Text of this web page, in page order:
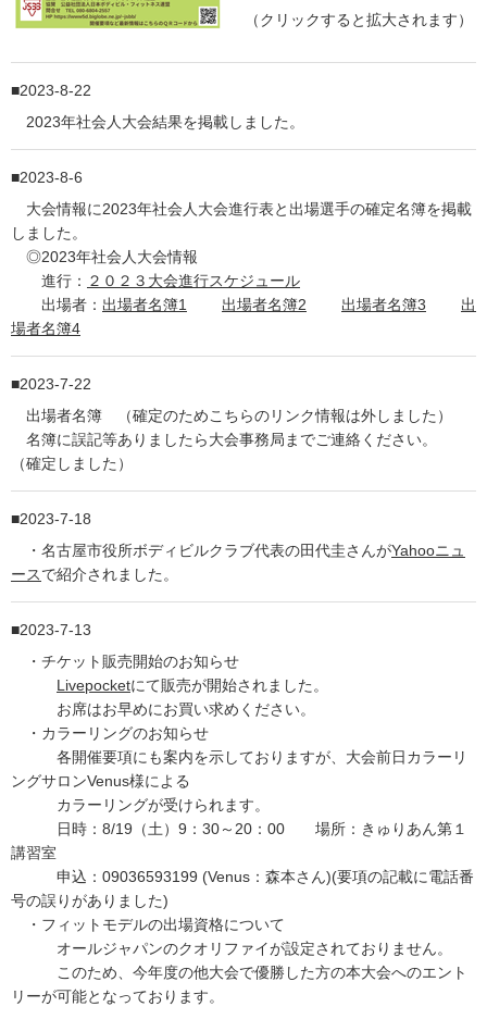
（クリックすると拡大されます）
2023-8-22
2023年社会人大会結果を掲載しました。
2023-8-6
大会情報に2023年社会人大会進行表と出場選手の確定名簿を掲載
しました。
◎2023年社会人大会情報
進行： ２０２３大会進行スケジュール
出場者： 出場者名簿1 出場者名簿2 出場者名簿3
出
場者名簿4
2023-7-22
出場者名簿 （確定のためこちらのリンク情報は外しました）
名簿に誤記等ありましたら大会事務局までご連絡ください。
（確定しました）
2023-7-18
・名古屋市役所ボディビルクラブ代表の田代圭さんがYahooニュ
ースで紹介されました。
2023-7-13
・チケット販売開始のお知らせ
Livepocketにて販売が開始されました。
お席はお早めにお買い求めください。
・カラーリングのお知らせ
各開催要項にも案内を示しておりますが、大会前日カラーリ
ングサロンVenus様による
カラーリングが受けられます。
日時：8/19（土）9：30～20：00 場所：きゅりあん第１
講習室
申込：09036593199 (Venus：森本さん)(要項の記載に電話番
号の誤りがありました)
・フィットモデルの出場資格について
オールジャパンのクオリファイが設定されておりません。
このため、今年度の他大会で優勝した方の本大会へのエント
リーが可能となっております。